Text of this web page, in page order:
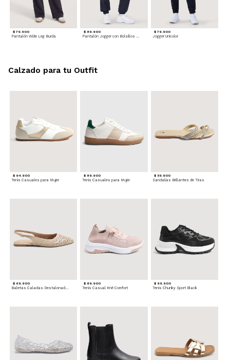
$ 79.900
Pantalón Wide Leg Burda
$ 89.900 $ 79.900
Jogger Unicolor
$ 94.900
Tenis Casuales para Mujer
$ 89.900
Tenis Casuales para Mujer
$ 59.900
Sandalias Brillantes de Tiras
$ 69.900 $ 89.900
Tenis Casual Knit Comfort
$ 99.900
Tenis Chunky Sport Black
Calzado para tu Outfit